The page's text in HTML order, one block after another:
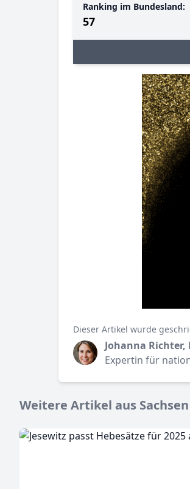
Ranking im Bundesland:
57
Dieser Artikel wurde
Johanna
Expertin für
Weitere Artikel aus